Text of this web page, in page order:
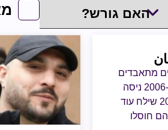
מחבלים מתאבדים
בגדודי חללי אל אקצא של הפת"ח ברצועת עזה. ב-2006 ניסה
להוציא פיגוע התאבדות וירי בנתיב העשרה, ב-2007 שילח עוד
חוסלו